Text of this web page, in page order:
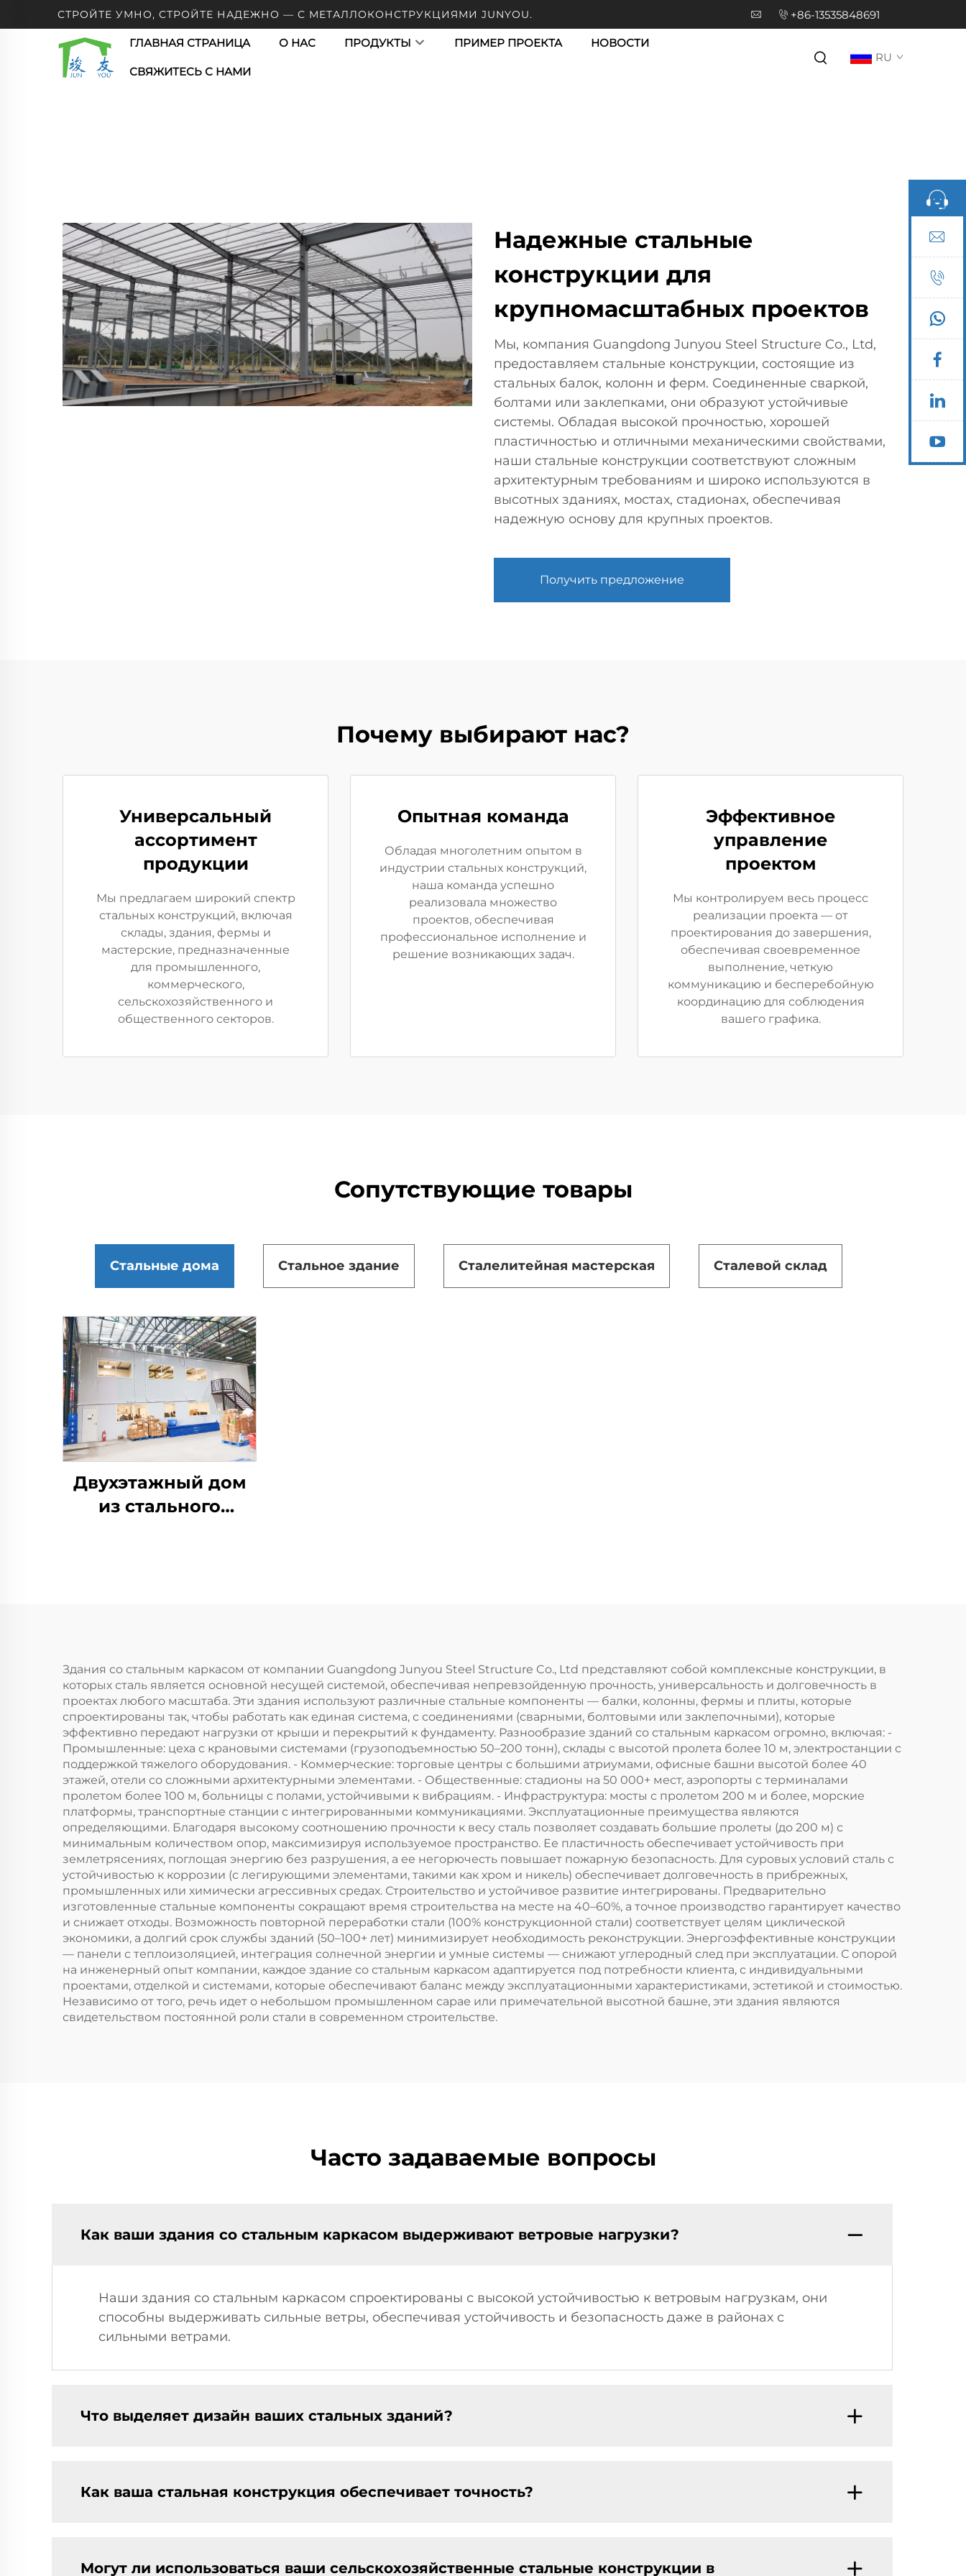
СТРОЙТЕ УМНО, СТРОЙТЕ НАДЕЖНО — С МЕТАЛЛОКОНСТРУКЦИЯМИ JUNYOU. +86-13535848691
ГЛАВНАЯ СТРАНИЦА О НАС ПРОДУКТЫ ПРИМЕР ПРОЕКТА НОВОСТИ
СВЯЖИТЕСЬ С НАМИ
RU
Надежные стальные
конструкции для
крупномасштабных проектов
Мы, компания Guangdong Junyou Steel Structure Co., Ltd,
предоставляем стальные конструкции, состоящие из
стальных балок, колонн и ферм. Соединенные сваркой,
болтами или заклепками, они образуют устойчивые
системы. Обладая высокой прочностью, хорошей
пластичностью и отличными механическими свойствами,
наши стальные конструкции соответствуют сложным
архитектурным требованиям и широко используются в
высотных зданиях, мостах, стадионах, обеспечивая
надежную основу для крупных проектов.
Получить предложение
Почему выбирают нас?
Универсальный
ассортимент
продукции
Мы предлагаем широкий спектр
стальных конструкций, включая
склады, здания, фермы и
мастерские, предназначенные
для промышленного,
коммерческого,
сельскохозяйственного и
общественного секторов.
Опытная команда
Обладая многолетним опытом в
индустрии стальных конструкций,
наша команда успешно
реализовала множество
проектов, обеспечивая
профессиональное исполнение и
решение возникающих задач.
Эффективное
управление
проектом
Мы контролируем весь процесс
реализации проекта — от
проектирования до завершения,
обеспечивая своевременное
выполнение, четкую
коммуникацию и бесперебойную
координацию для соблюдения
вашего графика.
Сопутствующие товары
Стальные дома Стальное здание Сталелитейная мастерская Сталевой склад
Двухэтажный дом
из стального
Здания со стальным каркасом от компании Guangdong Junyou Steel Structure Co., Ltd представляют собой комплексные конструкции, в
которых сталь является основной несущей системой, обеспечивая непревзойденную прочность, универсальность и долговечность в
проектах любого масштаба. Эти здания используют различные стальные компоненты — балки, колонны, фермы и плиты, которые
спроектированы так, чтобы работать как единая система, с соединениями (сварными, болтовыми или заклепочными), которые
эффективно передают нагрузки от крыши и перекрытий к фундаменту. Разнообразие зданий со стальным каркасом огромно, включая: -
Промышленные: цеха с крановыми системами (грузоподъемностью 50–200 тонн), склады с высотой пролета более 10 м, электростанции с
поддержкой тяжелого оборудования. - Коммерческие: торговые центры с большими атриумами, офисные башни высотой более 40
этажей, отели со сложными архитектурными элементами. - Общественные: стадионы на 50 000+ мест, аэропорты с терминалами
пролетом более 100 м, больницы с полами, устойчивыми к вибрациям. - Инфраструктура: мосты с пролетом 200 м и более, морские
платформы, транспортные станции с интегрированными коммуникациями. Эксплуатационные преимущества являются
определяющими. Благодаря высокому соотношению прочности к весу сталь позволяет создавать большие пролеты (до 200 м) с
минимальным количеством опор, максимизируя используемое пространство. Ее пластичность обеспечивает устойчивость при
землетрясениях, поглощая энергию без разрушения, а ее негорючесть повышает пожарную безопасность. Для суровых условий сталь с
устойчивостью к коррозии (с легирующими элементами, такими как хром и никель) обеспечивает долговечность в прибрежных,
промышленных или химически агрессивных средах. Строительство и устойчивое развитие интегрированы. Предварительно
изготовленные стальные компоненты сокращают время строительства на месте на 40–60%, а точное производство гарантирует качество
и снижает отходы. Возможность повторной переработки стали (100% конструкционной стали) соответствует целям циклической
экономики, а долгий срок службы зданий (50–100+ лет) минимизирует необходимость реконструкции. Энергоэффективные конструкции
— панели с теплоизоляцией, интеграция солнечной энергии и умные системы — снижают углеродный след при эксплуатации. С опорой
на инженерный опыт компании, каждое здание со стальным каркасом адаптируется под потребности клиента, с индивидуальными
проектами, отделкой и системами, которые обеспечивают баланс между эксплуатационными характеристиками, эстетикой и стоимостью.
Независимо от того, речь идет о небольшом промышленном сарае или примечательной высотной башне, эти здания являются
свидетельством постоянной роли стали в современном строительстве.
Часто задаваемые вопросы
Как ваши здания со стальным каркасом выдерживают ветровые нагрузки?
Наши здания со стальным каркасом спроектированы с высокой устойчивостью к ветровым нагрузкам, они
способны выдерживать сильные ветры, обеспечивая устойчивость и безопасность даже в районах с
сильными ветрами.
Что выделяет дизайн ваших стальных зданий?
Как ваша стальная конструкция обеспечивает точность?
Могут ли использоваться ваши сельскохозяйственные стальные конструкции в